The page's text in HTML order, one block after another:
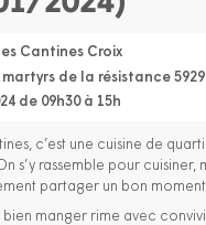
Cantines Croix
de la résistance
de 09h30 à 15h
c’est une cuisine de
s’y rassemble pour cuisiner,
partager un bon
bien manger rime avec